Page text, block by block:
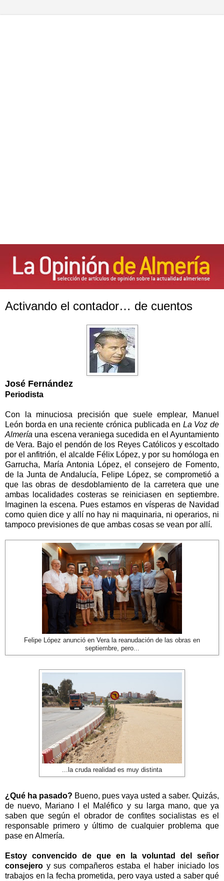
Activando el contador… de cuentos
José Fernández
Periodista
Con la minuciosa precisión que suele emplear, Manuel
León borda en una reciente crónica publicada en La Voz de
Almería una escena veraniega sucedida en el Ayuntamiento
de Vera. Bajo el pendón de los Reyes Católicos y escoltado
por el anfitrión, el alcalde Félix López, y por su homóloga en
Garrucha, María Antonia López, el consejero de Fomento,
de la Junta de Andalucía, Felipe López, se comprometió a
que las obras de desdoblamiento de la carretera que une
ambas localidades costeras se reiniciasen en septiembre.
Imaginen la escena. Pues estamos en vísperas de Navidad
como quien dice y allí no hay ni maquinaria, ni operarios, ni
tampoco previsiones de que ambas cosas se vean por allí.
Felipe López anunció en Vera la reanudación de las obras en
septiembre, pero...
...la cruda realidad es muy distinta
¿Qué ha pasado? Bueno, pues vaya usted a saber. Quizás,
de nuevo, Mariano I el Maléfico y su larga mano, que ya
saben que según el obrador de confites socialistas es el
responsable primero y último de cualquier problema que
pase en Almería.
Estoy convencido de que en la voluntad del señor
consejero y sus compañeros estaba el haber iniciado los
trabajos en la fecha prometida, pero vaya usted a saber qué